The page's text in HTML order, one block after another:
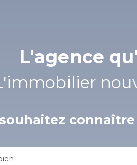
L'agence